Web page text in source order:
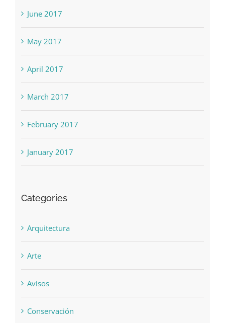
June 2017
May 2017
April 2017
March 2017
February 2017
January 2017
Categories
Arquitectura
Arte
Avisos
Conservación